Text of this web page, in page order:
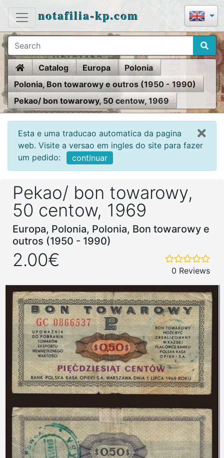
notafilia-kp.com
HomeCatalog Europa
Polonia
Polonia, Bon towarowy e outros (1950 - 1990)
Pekao/ bon towarowy, 50 centow, 1969
Esta e uma traducao automatica da pagina
web. Visite a versao em ingles do site para fazer
um pedido:
continuar
Pekao/ bon towarowy,
50 centow, 1969
Europa, Polonia, Polonia, Bon towarowy e
outros (1950 - 1990)
2.00€
0 Reviews